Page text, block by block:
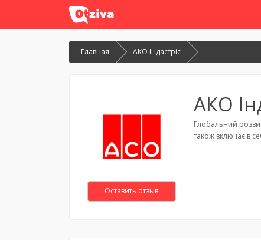
Главная АКО Індастріс
Оставить отзыв
АКО
Глобальний
також включає в